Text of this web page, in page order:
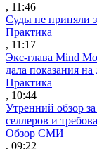
, 11:46
Суды не приняли
Практика
, 11:17
Экс-глава Mind
дала показания
Практика
, 10:44
Утренний обзор за
селлеров и
Обзор СМИ
, 09:22